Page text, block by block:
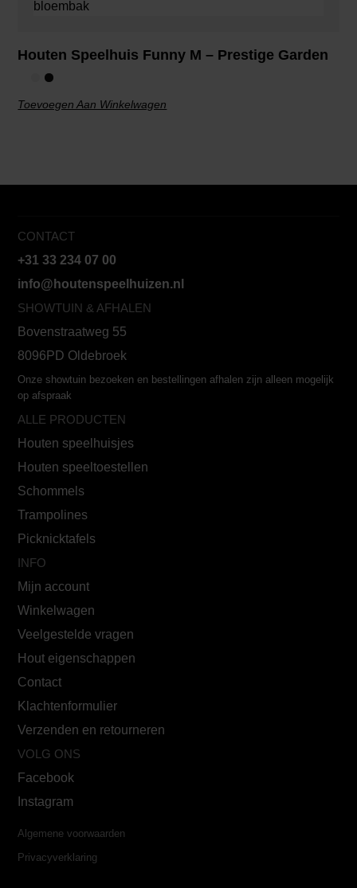
Houten Speelhuis Funny M – Prestige Garden
Toevoegen Aan Winkelwagen
CONTACT
+31 33 234 07 00
info@houtenspeelhuizen.nl
SHOWTUIN & AFHALEN
Bovenstraatweg 55
8096PD Oldebroek
Onze showtuin bezoeken en bestellingen afhalen zijn alleen mogelijk
op afspraak
ALLE PRODUCTEN
Houten speelhuisjes
Houten speeltoestellen
Schommels
Trampolines
Picknicktafels
INFO
Mijn account
Winkelwagen
Veelgestelde vragen
Hout eigenschappen
Contact
Klachtenformulier
Verzenden en retourneren
VOLG ONS
Facebook
Instagram
Algemene voorwaarden
Privacyverklaring